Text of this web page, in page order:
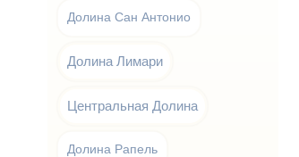
Долина Сан Антонио
Долина Лимари
Центральная Долина
Долина Рапель